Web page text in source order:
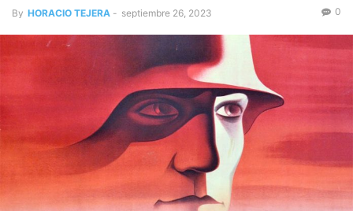
By HORACIO TEJERA - septiembre 26, 2023 0